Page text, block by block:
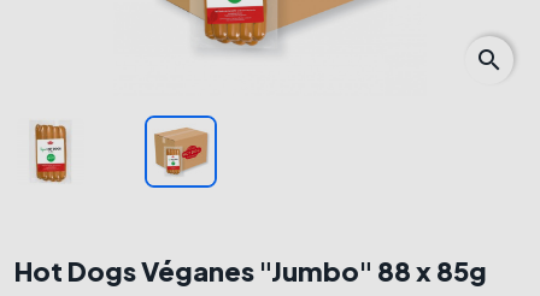
search
Hot Dogs Véganes "Jumbo" 88 x 85g